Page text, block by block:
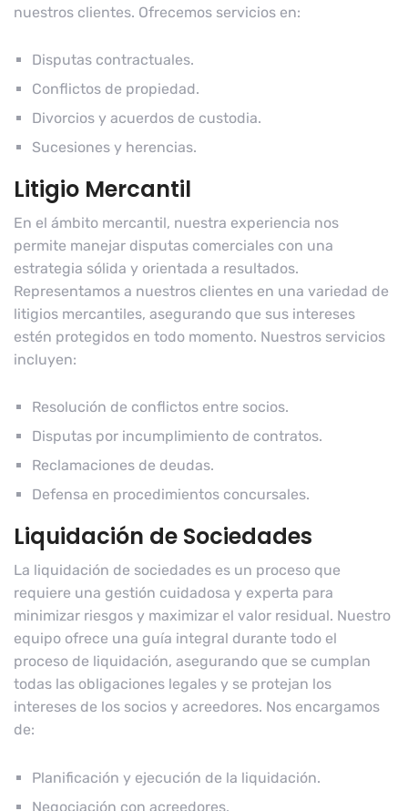
nuestros clientes. Ofrecemos servicios en:
Disputas contractuales.
Conflictos de propiedad.
Divorcios y acuerdos de custodia.
Sucesiones y herencias.
Litigio Mercantil
En el ámbito mercantil, nuestra experiencia nos
permite manejar disputas comerciales con una
estrategia sólida y orientada a resultados.
Representamos a nuestros clientes en una variedad de
litigios mercantiles, asegurando que sus intereses
estén protegidos en todo momento. Nuestros servicios
incluyen:
Resolución de conflictos entre socios.
Disputas por incumplimiento de contratos.
Reclamaciones de deudas.
Defensa en procedimientos concursales.
Liquidación de Sociedades
La liquidación de sociedades es un proceso que
requiere una gestión cuidadosa y experta para
minimizar riesgos y maximizar el valor residual. Nuestro
equipo ofrece una guía integral durante todo el
proceso de liquidación, asegurando que se cumplan
todas las obligaciones legales y se protejan los
intereses de los socios y acreedores. Nos encargamos
de:
Planificación y ejecución de la liquidación.
Negociación con acreedores.